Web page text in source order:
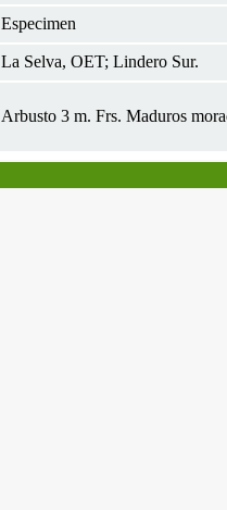
Especimen
La Selva, OET; Lindero Sur.
Arbusto 3 m. Frs. Maduros